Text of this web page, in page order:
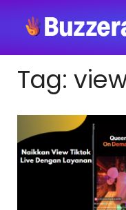
Tag: